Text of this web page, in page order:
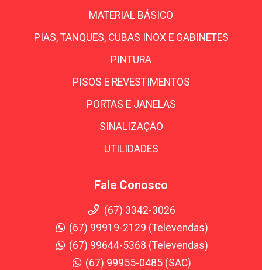
MATERIAL BÁSICO
PIAS, TANQUES, CUBAS INOX E GABINETES
PINTURA
PISOS E REVESTIMENTOS
PORTAS E JANELAS
SINALIZAÇÃO
UTILIDADES
Fale Conosco
(67) 3342-3026
(67) 99919-2129 (Televendas)
(67) 99644-5368 (Televendas)
(67) 99955-0485 (SAC)